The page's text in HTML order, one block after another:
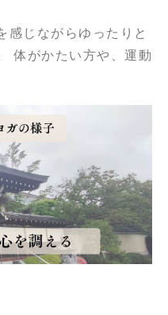
感じながらゆったりと
体がかたい方や、運動